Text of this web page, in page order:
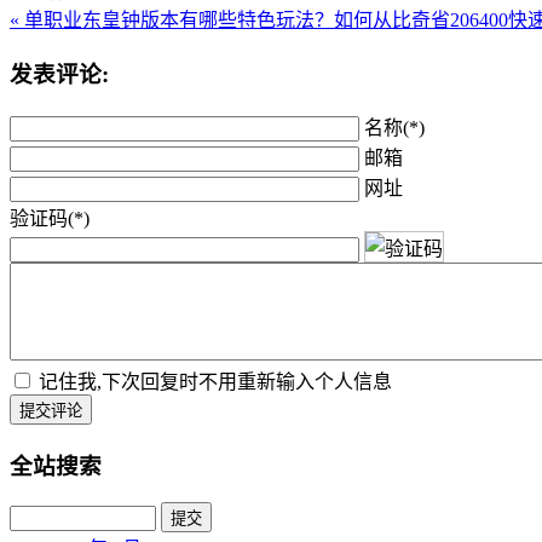
« 单职业东皇钟版本有哪些特色玩法？ 如何从比奇省206400快
发表评论:
名称(*)
邮箱
网址
验证码(*)
记住我,下次回复时不用重新输入个人信息
提交评论
全站搜索